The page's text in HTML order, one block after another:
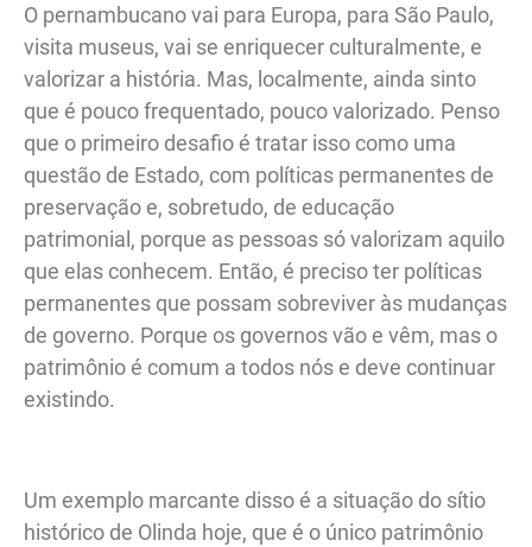
O pernambucano vai para Europa, para São Paulo,
visita museus, vai se enriquecer culturalmente, e
valorizar a história. Mas, localmente, ainda sinto
que é pouco frequentado, pouco valorizado. Penso
que o primeiro desafio é tratar isso como uma
questão de Estado, com políticas permanentes de
preservação e, sobretudo, de educação
patrimonial, porque as pessoas só valorizam aquilo
que elas conhecem. Então, é preciso ter políticas
permanentes que possam sobreviver às mudanças
de governo. Porque os governos vão e vêm, mas o
patrimônio é comum a todos nós e deve continuar
existindo.
Um exemplo marcante disso é a situação do sítio
histórico de Olinda hoje, que é o único patrimônio